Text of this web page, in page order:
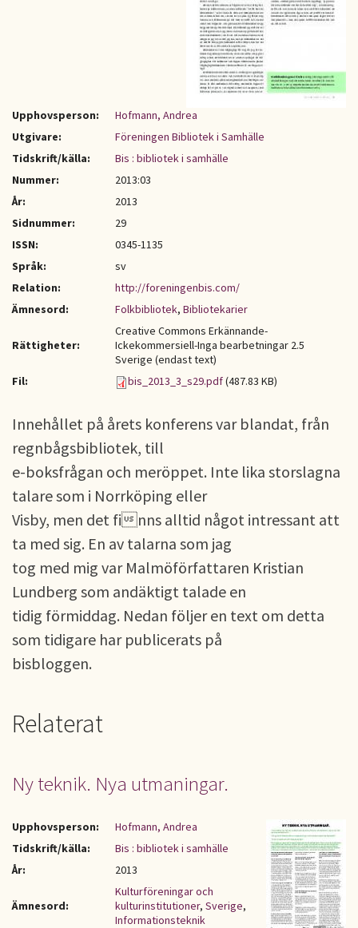
Upphovsperson:
Hofmann, Andrea
Utgivare:
Föreningen Bibliotek i Samhälle
Tidskrift/källa:
Bis : bibliotek i samhälle
Nummer:
2013:03
År:
2013
Sidnummer:
29
ISSN:
0345-1135
Språk:
sv
Relation:
http://foreningenbis.com/
Ämnesord:
Folkbibliotek, Bibliotekarier
Rättigheter:
Creative Commons Erkännande-
Ickekommersiell-Inga bearbetningar 2.5
Sverige (endast text)
Fil:
bis_2013_3_s29.pdf(487.83 KB)
Innehållet på årets konferens var blandat, från
regnbågsbibliotek, till
e-boksfrågan och meröppet. Inte lika storslagna
talare som i Norrköping eller
Visby, men det finns alltid något intressant att
ta med sig. En av talarna som jag
tog med mig var Malmöförfattaren Kristian
Lundberg som andäktigt talade en
tidig förmiddag. Nedan följer en text om detta
som tidigare har publicerats på
bisbloggen.
Relaterat
Ny teknik. Nya utmaningar.
Upphovsperson:
Hofmann, Andrea
Tidskrift/källa:
Bis : bibliotek i samhälle
År:
2013
Ämnesord:
Kulturföreningar och
kulturinstitutioner, Sverige,
Informationsteknik